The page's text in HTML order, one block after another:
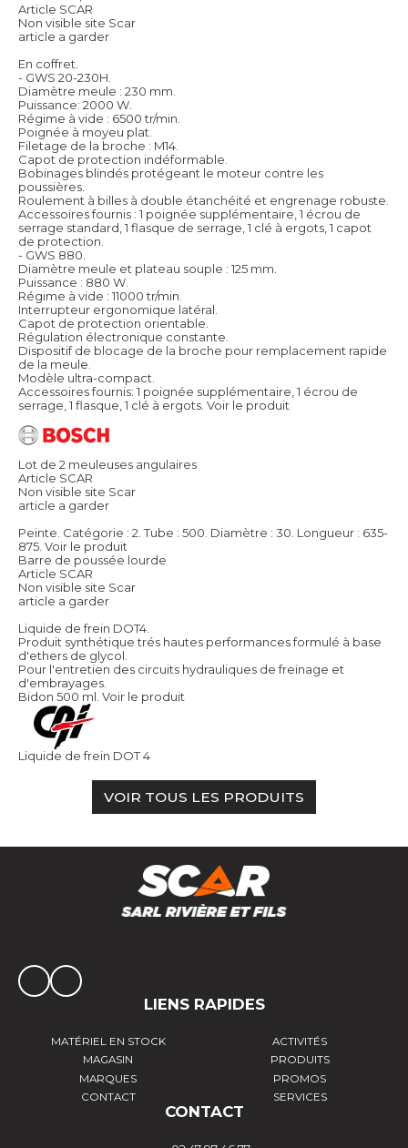
Article SCAR
Non visible site Scar
article a garder
En coffret.
- GWS 20-230H.
Diamètre meule : 230 mm.
Puissance: 2000 W.
Régime à vide : 6500 tr/min.
Poignée à moyeu plat.
Filetage de la broche : M14.
Capot de protection indéformable.
Bobinages blindés protégeant le moteur contre les
poussières.
Roulement à billes à double étanchéité et engrenage robuste.
Accessoires fournis : 1 poignée supplémentaire, 1 écrou de
serrage standard, 1 flasque de serrage, 1 clé à ergots, 1 capot
de protection.
- GWS 880.
Diamètre meule et plateau souple : 125 mm.
Puissance : 880 W.
Régime à vide : 11000 tr/min.
Interrupteur ergonomique latéral.
Capot de protection orientable.
Régulation électronique constante.
Dispositif de blocage de la broche pour remplacement rapide
de la meule.
Modèle ultra-compact.
Accessoires fournis: 1 poignée supplémentaire, 1 écrou de
serrage, 1 flasque, 1 clé à ergots. Voir le produit
Lot de 2 meuleuses angulaires
Article SCAR
Non visible site Scar
article a garder
Peinte. Catégorie : 2. Tube : 500. Diamètre : 30. Longueur : 635-
875. Voir le produit
Barre de poussée lourde
Article SCAR
Non visible site Scar
article a garder
Liquide de frein DOT4.
Produit synthétique trés hautes performances formulé à base
d'ethers de glycol.
Pour l'entretien des circuits hydrauliques de freinage et
d'embrayages.
Bidon 500 ml. Voir le produit
Liquide de frein DOT 4
VOIR TOUS LES PRODUITS
LIENS RAPIDES
MATÉRIEL EN STOCK
ACTIVITÉS
MAGASIN
PRODUITS
MARQUES
PROMOS
CONTACT
SERVICES
CONTACT